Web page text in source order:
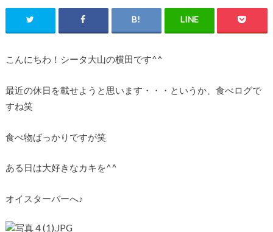
こんにちわ！シータ大山の横田です^^
最近の休日を載せようと思います・・・というか、食べログで
すね笑
食べ物ばっかりですが笑
ある日は大好きなカキを^^
オイスターバーへ♪